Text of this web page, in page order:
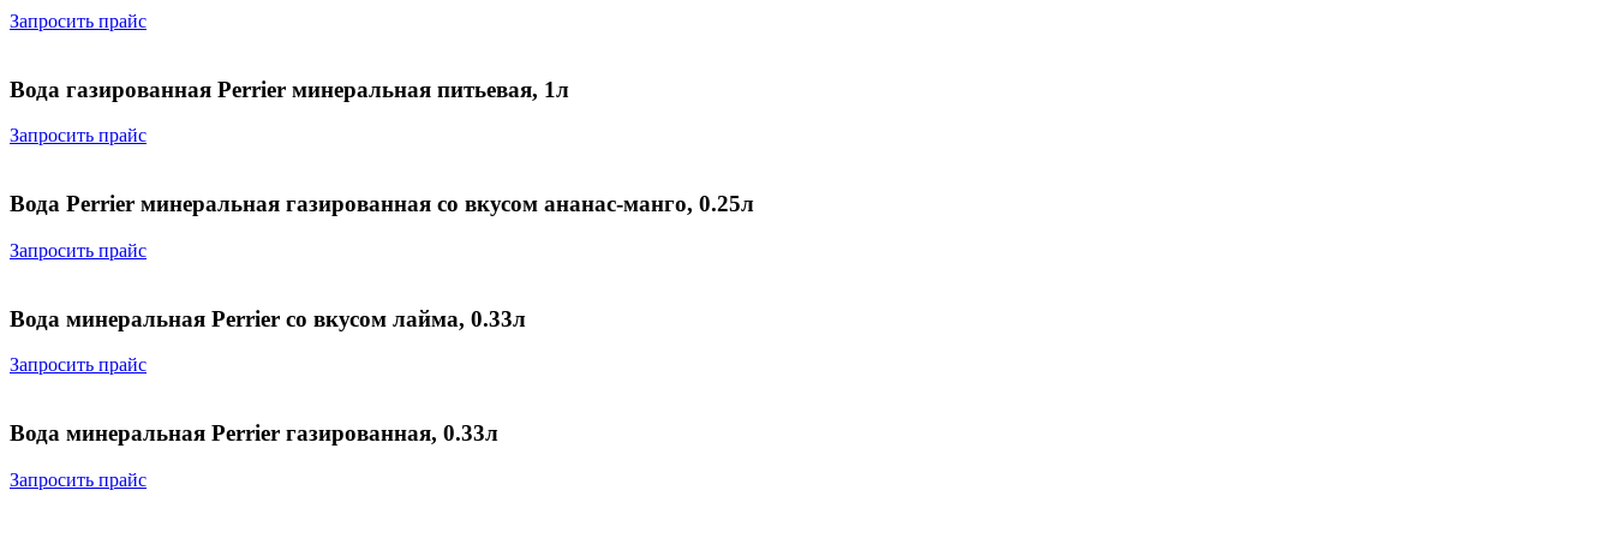
Запросить прайс
Вода газированная Perrier минеральная питьевая, 1л
Запросить прайс
Вода Perrier минеральная газированная со вкусом ананас-манго, 0.25л
Запросить прайс
Вода минеральная Perrier со вкусом лайма, 0.33л
Запросить прайс
Вода минеральная Perrier газированная, 0.33л
Запросить прайс